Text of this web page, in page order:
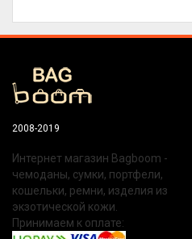
2008-2019
Интернет магазин Bagboom -
чемоданы, сумки, портфели,
кошельки, ремни, изделия из
экзотической кожи.
Принимаем к оплате: